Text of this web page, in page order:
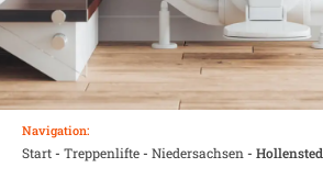
Navigation:
Start- Treppenlifte- Niedersachsen -